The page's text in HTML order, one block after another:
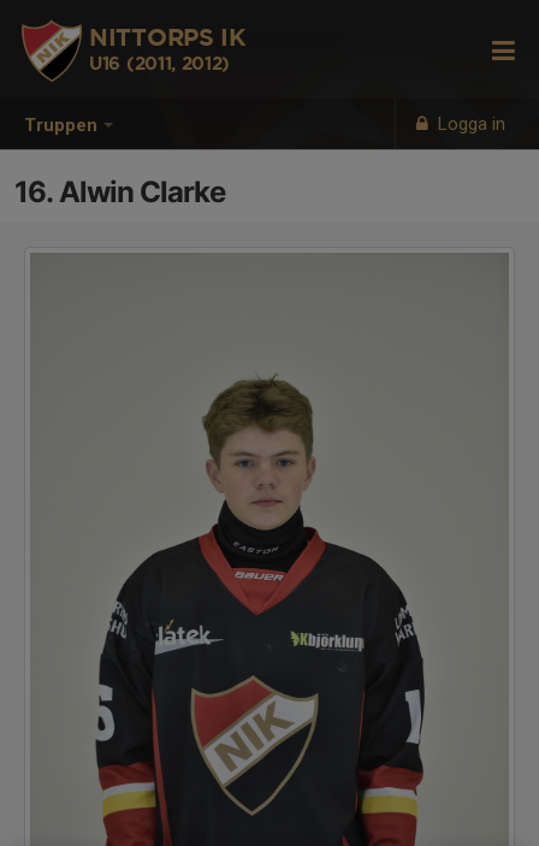
Truppen Logga in
NITTORPS IK
U16 (2011, 2012)
16. Alwin Clarke